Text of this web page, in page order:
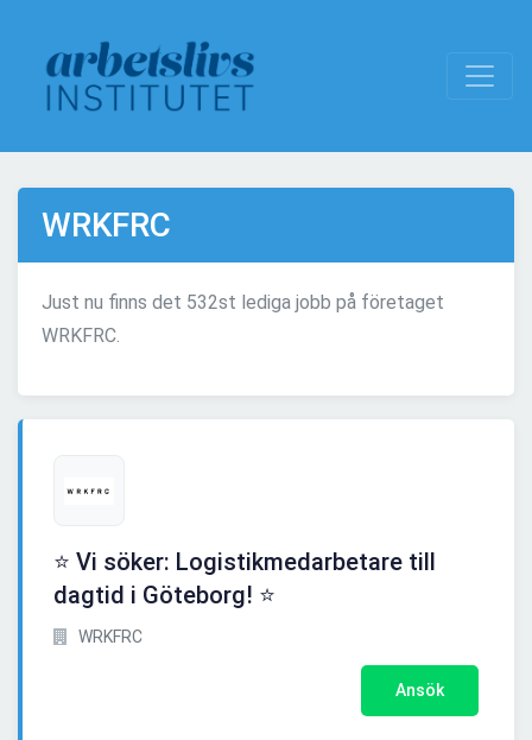
WRKFRC
Just nu finns det 532st lediga jobb på företaget
WRKFRC.
⭐ Vi söker: Logistikmedarbetare till
dagtid i Göteborg! ⭐
WRKFRC
Ansök